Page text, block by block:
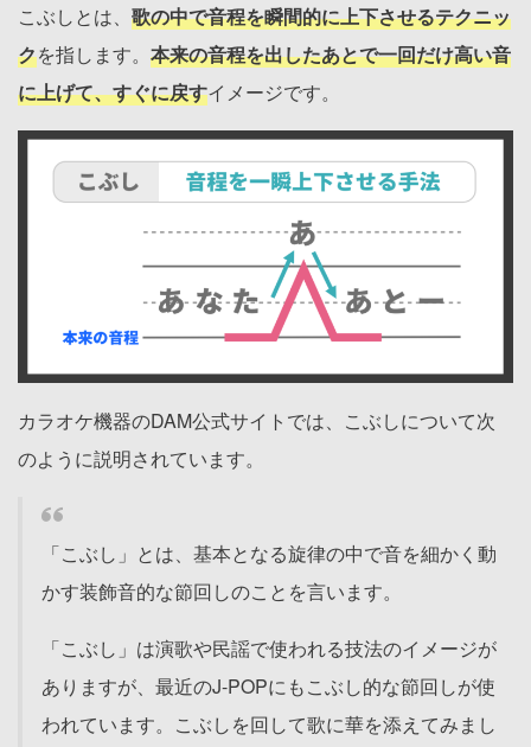
こぶしとは、 歌の中で音程を瞬間的に上下させるテクニッ
クを指します。 本来の音程を出したあとで一回だけ高い音
に上げて、すぐに戻すイメージです。
カラオケ機器のDAM公式サイトでは、こぶしについて次
のように説明されています。
「こぶし」とは、基本となる旋律の中で音を細かく動
かす装飾音的な節回しのことを言います。
「こぶし」は演歌や民謡で使われる技法のイメージが
ありますが、最近のJ-POPにもこぶし的な節回しが使
われています。こぶしを回して歌に華を添えてみまし